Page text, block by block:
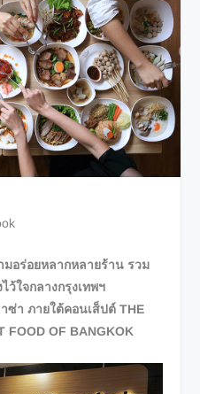
มอร่อยหลากหลายร้าน รวม
ว้ใจกลางกรุงเทพฯ
า ภายใต้คอนเส็ปต์ THE
FOOD OF BANGKOK